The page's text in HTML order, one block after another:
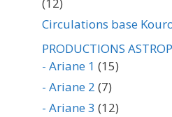
(12)
Circulations base
PRODUCTIONS
- Ariane 1 (15)
- Ariane 2 (7)
- Ariane 3 (12)